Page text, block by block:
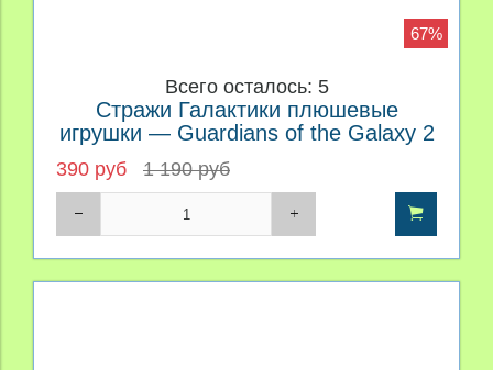
67%
Всего осталось: 5
Стражи Галактики плюшевые
игрушки — Guardians of the Galaxy 2
plush toys
390 руб 1 190 руб